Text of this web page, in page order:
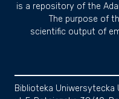
is a repository of the
The purpose of
scientific output of
Biblioteka Uniwersytecka